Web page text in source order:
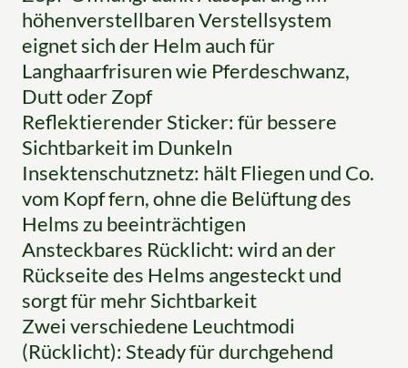
höhenverstellbaren Verstellsystem
eignet sich der Helm auch für
Langhaarfrisuren wie Pferdeschwanz,
Dutt oder Zopf
Reflektierender Sticker: für bessere
Sichtbarkeit im Dunkeln
Insektenschutznetz: hält Fliegen und Co.
vom Kopf fern, ohne die Belüftung des
Helms zu beeinträchtigen
Ansteckbares Rücklicht: wird an der
Rückseite des Helms angesteckt und
sorgt für mehr Sichtbarkeit
Zwei verschiedene Leuchtmodi
(Rücklicht): Steady für durchgehend